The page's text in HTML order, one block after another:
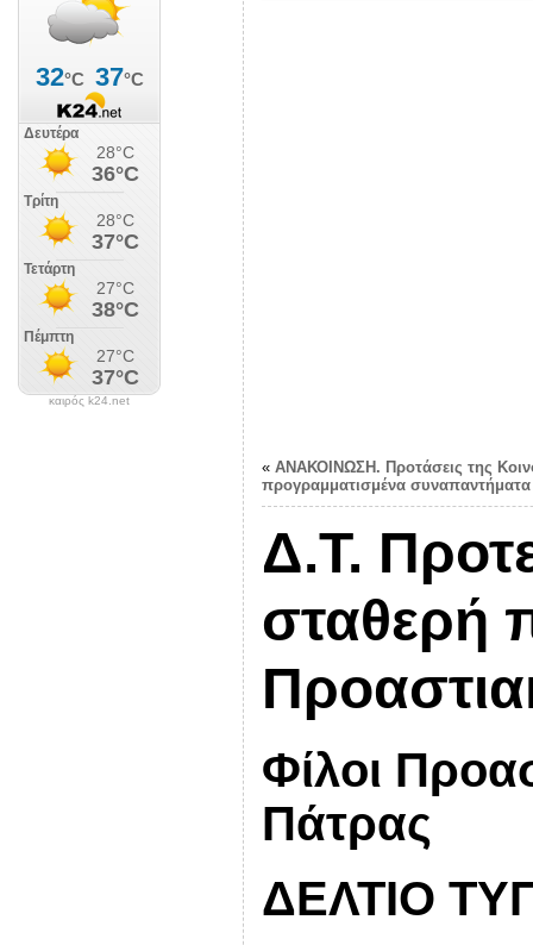
καιρός k24.net
« ΑΝΑΚΟΙΝΩΣΗ. Προτάσεις της
προγραμματισμένα συναπαντήματα
Δ.Τ.
σταθερή
Φίλοι
Πάτρας
ΔΕΛΤΙΟ